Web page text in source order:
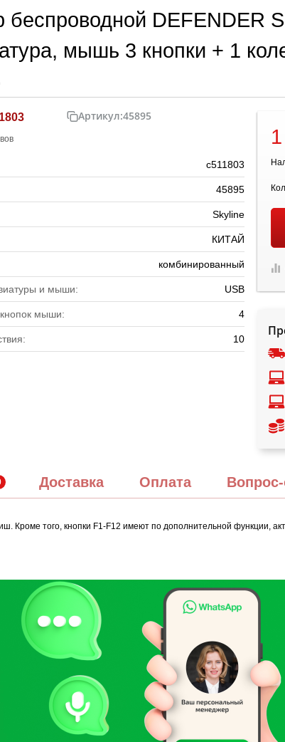
беспроводной DEFENDER
мышь 3 кнопки + 1
Артикул:45895
с511803
45895
Skyline
КИТАЙ
комбинированный
и мыши: USB
мыши: 4
10
Доставка Оплата
Кроме того, кнопки F1-F12 имеют по дополнительной функции,